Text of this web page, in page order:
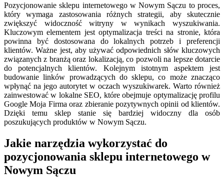
Pozycjonowanie sklepu internetowego w Nowym Sączu to proces,
który wymaga zastosowania różnych strategii, aby skutecznie
zwiększyć widoczność witryny w wynikach wyszukiwania.
Kluczowym elementem jest optymalizacja treści na stronie, która
powinna być dostosowana do lokalnych potrzeb i preferencji
klientów. Ważne jest, aby używać odpowiednich słów kluczowych
związanych z branżą oraz lokalizacją, co pozwoli na lepsze dotarcie
do potencjalnych klientów. Kolejnym istotnym aspektem jest
budowanie linków prowadzących do sklepu, co może znacząco
wpłynąć na jego autorytet w oczach wyszukiwarek. Warto również
zainwestować w lokalne SEO, które obejmuje optymalizację profilu
Google Moja Firma oraz zbieranie pozytywnych opinii od klientów.
Dzięki temu sklep stanie się bardziej widoczny dla osób
poszukujących produktów w Nowym Sączu.
Jakie narzędzia wykorzystać do
pozycjonowania sklepu internetowego w
Nowym Sączu